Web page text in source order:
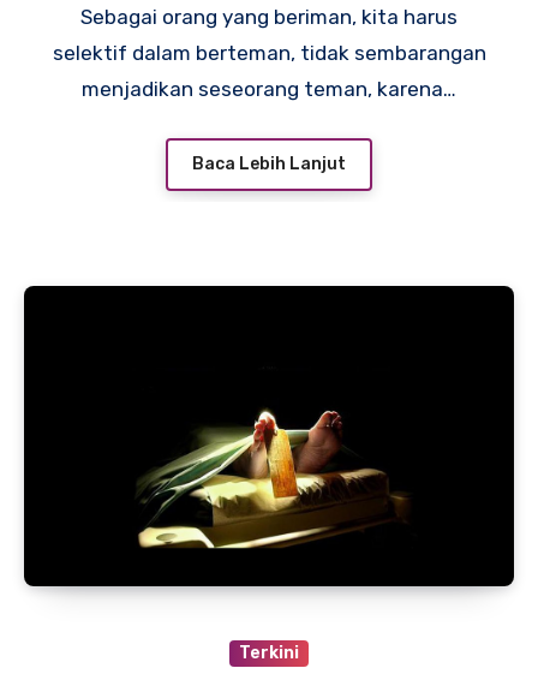
Sebagai orang yang beriman, kita harus
selektif dalam berteman, tidak sembarangan
menjadikan seseorang teman, karena…
Baca Lebih Lanjut
Terkini